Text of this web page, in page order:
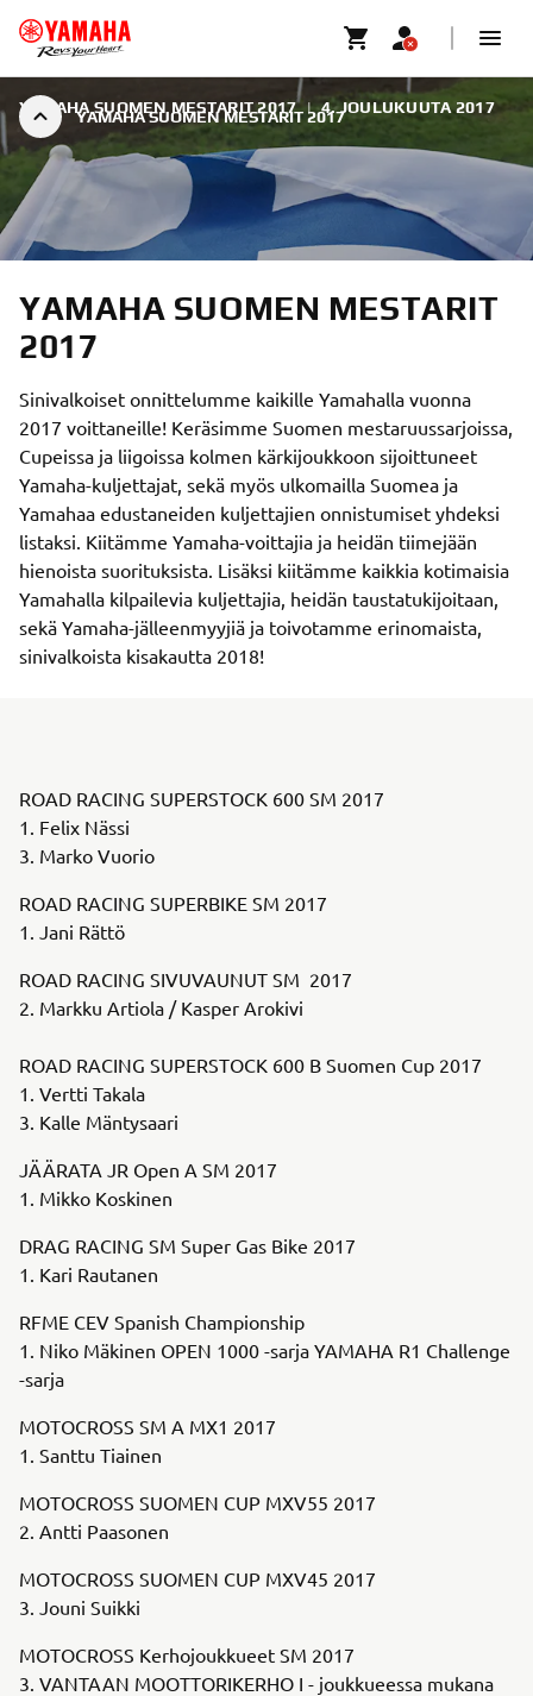
YAMAHA SUOMEN MESTARIT 2017
YAMAHA SUOMEN MESTARIT 2017 | 4. JOULUKUUTA 2017
YAMAHA SUOMEN MESTARIT
2017
Sinivalkoiset onnittelumme kaikille Yamahalla vuonna
2017 voittaneille! Keräsimme Suomen mestaruussarjoissa,
Cupeissa ja liigoissa kolmen kärkijoukkoon sijoittuneet
Yamaha-kuljettajat, sekä myös ulkomailla Suomea ja
Yamahaa edustaneiden kuljettajien onnistumiset yhdeksi
listaksi. Kiitämme Yamaha-voittajia ja heidän tiimejään
hienoista suorituksista. Lisäksi kiitämme kaikkia kotimaisia
Yamahalla kilpailevia kuljettajia, heidän taustatukijoitaan,
sekä Yamaha-jälleenmyyjiä ja toivotamme erinomaista,
sinivalkoista kisakautta 2018!
ROAD RACING SUPERSTOCK 600 SM 2017
1. Felix Nässi
3. Marko Vuorio
ROAD RACING SUPERBIKE SM 2017
1. Jani Rättö
ROAD RACING SIVUVAUNUT SM 2017
2. Markku Artiola / Kasper Arokivi
ROAD RACING SUPERSTOCK 600 B Suomen Cup 2017
1. Vertti Takala
3. Kalle Mäntysaari
JÄÄRATA JR Open A SM 2017
1. Mikko Koskinen
DRAG RACING SM Super Gas Bike 2017
1. Kari Rautanen
RFME CEV Spanish Championship
1. Niko Mäkinen OPEN 1000 -sarja YAMAHA R1 Challenge
-sarja
MOTOCROSS SM A MX1 2017
1. Santtu Tiainen
MOTOCROSS SUOMEN CUP MXV55 2017
2. Antti Paasonen
MOTOCROSS SUOMEN CUP MXV45 2017
3. Jouni Suikki
MOTOCROSS Kerhojoukkueet SM 2017
3. VANTAAN MOOTTORIKERHO I - joukkueessa mukana